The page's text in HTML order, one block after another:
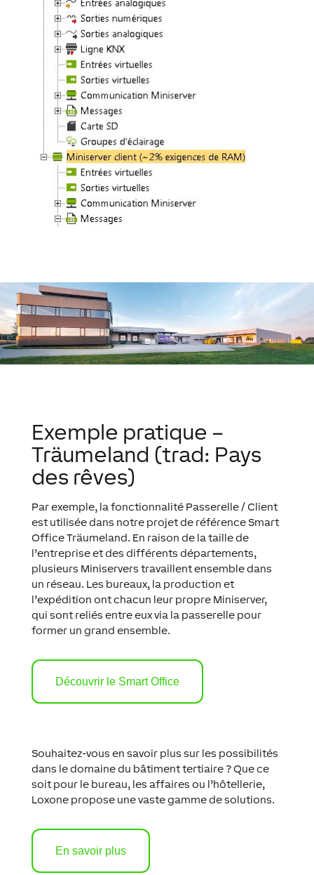
Exemple pratique –
Träumeland (trad: Pays
des rêves)
Par exemple, la fonctionnalité Passerelle / Client
est utilisée dans notre projet de référence Smart
Office Träumeland. En raison de la taille de
l’entreprise et des différents départements,
plusieurs Miniservers travaillent ensemble dans
un réseau. Les bureaux, la production et
l’expédition ont chacun leur propre Miniserver,
qui sont reliés entre eux via la passerelle pour
former un grand ensemble.
Découvrir le Smart Office
Souhaitez-vous en savoir plus sur les possibilités
dans le domaine du bâtiment tertiaire ? Que ce
soit pour le bureau, les affaires ou l’hôtellerie,
Loxone propose une vaste gamme de solutions.
En savoir plus